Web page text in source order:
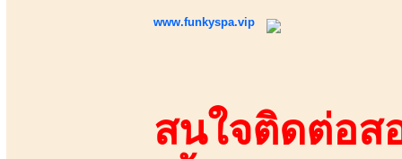
www.funkyspa.vip
สนใจติดต่อส